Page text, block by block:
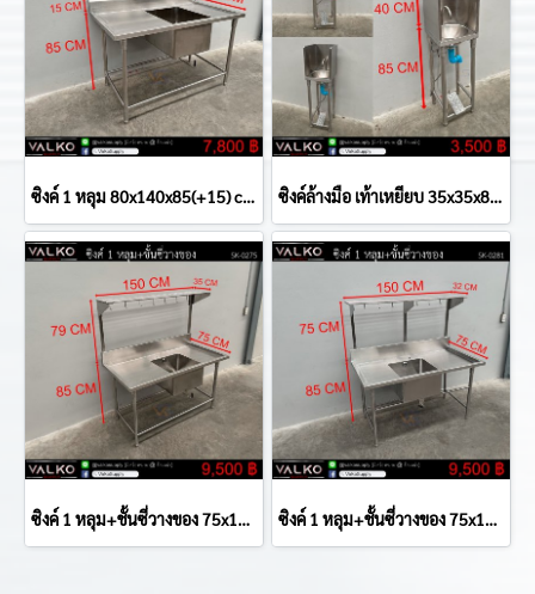
ซิงค์ 1 หลุม 80x140x85(+15) cm. ซิงค์ล้างมือ เท้าเหยียบ 35x35x85(+40) cm.
ซิงค์ 1 หลุม+ชั้นซี่วางของ 75x150x85(+79) cm. ซิงค์ 1 หลุม+ชั้นซี่วางของ 75x150x85(+75) cm.